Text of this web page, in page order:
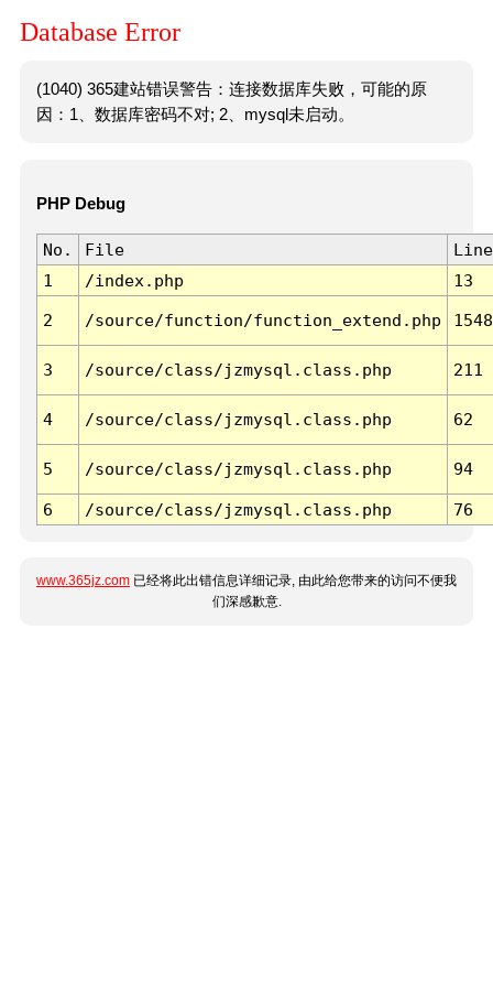
Database Error
(1040) 365建站错误警告：连接数据库失败，可能的原
因：1、数据库密码不对; 2、mysql未启动。
PHP Debug
No. File
Line
1
/index.php 13
2 /source/function/function_extend.php 1548
3 /source/class/jzmysql.class.php 211
4 /source/class/jzmysql.class.php 62
5 /source/class/jzmysql.class.php 94
6 /source/class/jzmysql.class.php 76
www.365jz.com 已经将此出错信息详细记录, 由此给您带来的访问不便我
们深感歉意.